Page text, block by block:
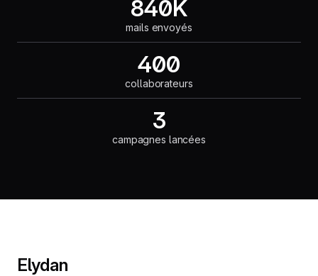
840K
mails envoyés
400
collaborateurs
3
campagnes lancées
Elydan